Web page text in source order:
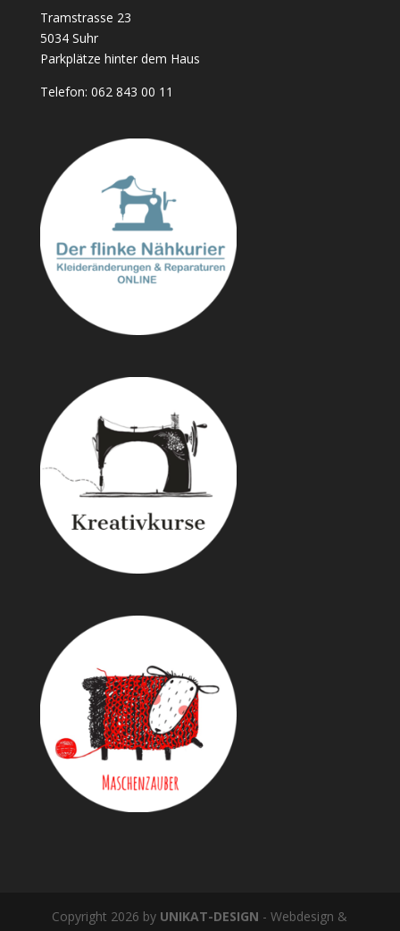
Tramstrasse 23
5034 Suhr
Parkplätze hinter dem Haus
Telefon: 062 843 00 11
Copyright 2026 by UNIKAT-DESIGN - Webdesign &